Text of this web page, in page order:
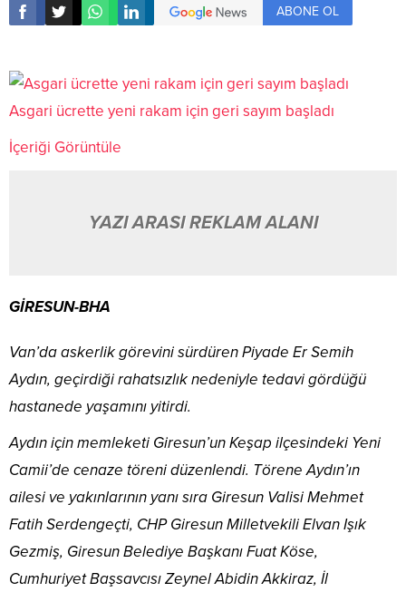
ABONE OL
Asgari ücrette yeni rakam için geri sayım başladı
İçeriği Görüntüle
YAZI ARASI REKLAM ALANI
GİRESUN-BHA
Van’da askerlik görevini sürdüren Piyade Er Semih
Aydın, geçirdiği rahatsızlık nedeniyle tedavi gördüğü
hastanede yaşamını yitirdi.
Aydın için memleketi Giresun’un Keşap ilçesindeki Yeni
Camii’de cenaze töreni düzenlendi. Törene Aydın’ın
ailesi ve yakınlarının yanı sıra Giresun Valisi Mehmet
Fatih Serdengeçti, CHP Giresun Milletvekili Elvan Işık
Gezmiş, Giresun Belediye Başkanı Fuat Köse,
Cumhuriyet Başsavcısı Zeynel Abidin Akkiraz, İl